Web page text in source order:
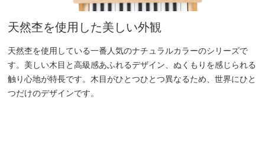
天然杢を使用した美しい外観
天然杢を使用している一番人気のナチュラルカラーのシリーズで
す。美しい木目と高級感あふれるデザイン、ぬくもりを感じられる
触り心地が特長です。木目がひとつひとつ異なるため、世界にひと
つだけのデザインです。